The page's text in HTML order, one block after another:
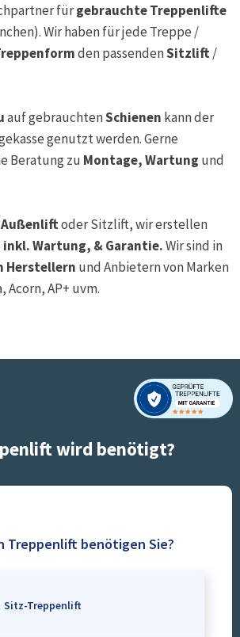
fürgebrauchte Treppenlifte
. Wir haben für jede Treppe /
den passendenSitzlift/
auf gebrauchtenSchienen kann der
genutzt werden. Gerne
Beratung zu Montage, Wartung und
Außenliftoder Sitzlift, wir erstellen
Wartung, & Garantie.Wir sind in
Herstellern und Anbietern von Marken
Acorn, AP+ uvm.
wird benötigt?
Treppenlift benötigen Sie?
Sitz-Treppenlift